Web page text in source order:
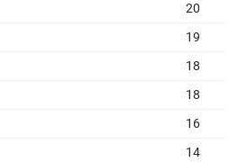
20
19
18
18
16
14